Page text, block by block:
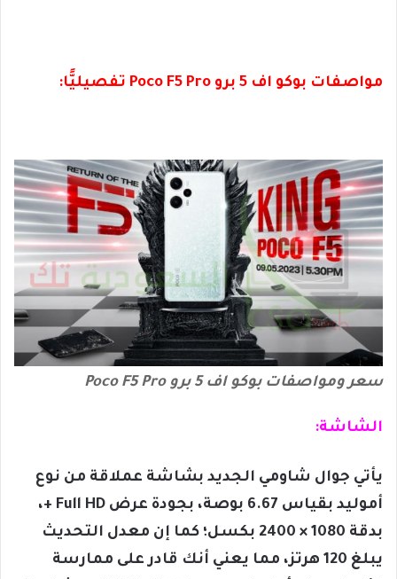
مواصفات بوكو اف 5 برو Poco F5 Pro تفصيليًّا:
سعر ومواصفات بوكو اف 5 برو Poco F5 Pro
الشاشة:
يأتي جوال شاومي الجديد بشاشة عملاقة من نوع
أموليد بقياس 6.67 بوصة، بجودة عرض Full HD +،
بدقة 1080 × 2400 بكسل؛ كما إن معدل التحديث
يبلغ 120 هرتز، مما يعني أنك قادر على ممارسة